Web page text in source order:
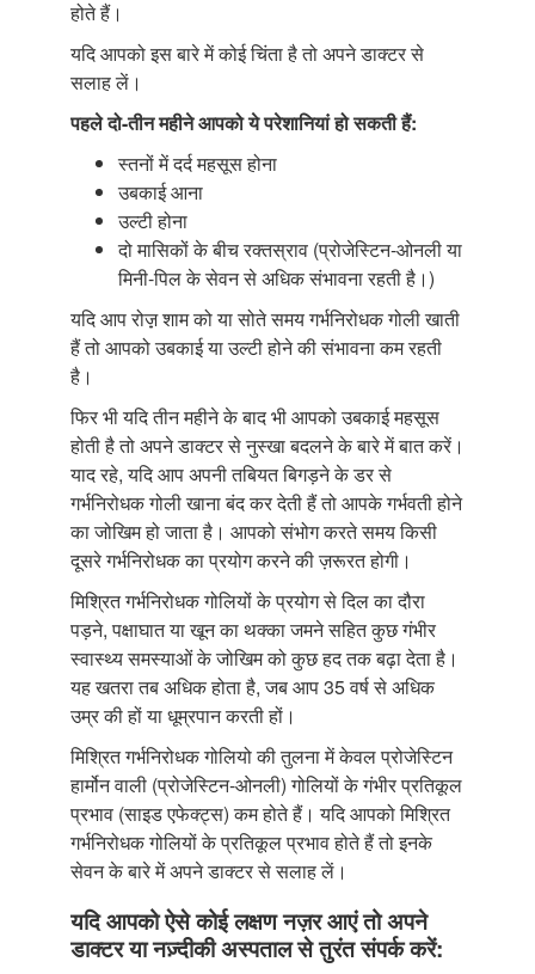
होते हैं।
यदि आपको इस बारे में कोई चिंता है तो अपने डाक्टर से
सलाह लें।
पहले दो-तीन महीने आपको ये परेशानियांहो सकती हैं:
स्तनों में दर्द महसूस होना
उबकाई आना
उल्टी होना
दो मासिकों के बीच रक्तस्राव (प्रोजेस्टिन-ओनली या
मिनी-पिल के सेवन से अधिक संभावना रहती है।)
यदि आप रोज़़ शाम को या सोते समय गर्भनिरोधक गोली खाती
हैं तो आपको उबकाई या उल्टी होने की संभावना कम रहती
है।
फिर भी यदि तीन महीने के बाद भी आपको उबकाई महसूस
होती है तो अपने डाक्टर से नुस्खा बदलने के बारे में बात करें।
याद रहे, यदि आप अपनी तबियत बिगड़ने के डर से
गर्भनिरोधक गोली खाना बंद कर देती हैं तो आपके गर्भवती होने
का जोखिम हो जाता है। आपको संभोग करते समय किसी
दूसरे गर्भनिरोधक का प्रयोग करने की ज़रूरत होगी।
मिश्रित गर्भनिरोधक गोलियों के प्रयोग से दिल का दौरा
पड़ने, पक्षाघात या खून का थक्का जमने सहित कुछ गंभीर
स्वास्थ्य समस्याओं के जोखिम को कुछ हद तक बढ़ा देता है।
यह खतरा तब अधिक होता है, जब आप 35 वर्ष से अधिक
उम्र की हों या धूम्रपान करती हों।
मिश्रित गर्भनिरोधक गोलियो की तुलना में केवल प्रोजेस्टिन
हार्मोन वाली (प्रोजेस्टिन-ओनली) गोलियों के गंभीर प्रतिकूल
प्रभाव (साइड एफेक्ट्स) कम होते हैं। यदि आपको मिश्रित
गर्भनिरोधक गोलियों के प्रतिकूल प्रभाव होते हैं तो इनके
सेवन के बारे में अपने डाक्टर से सलाह लें।
यदि आपको ऐसे कोई लक्षण नज़र आएं तो अपने
डाक्टर या नज़्दीकी अस्पताल से तुरंत संपर्क करें: